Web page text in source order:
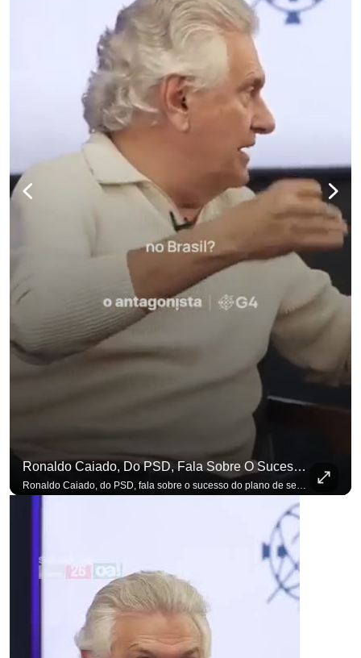
Ronaldo Caiado, Do PSD, Fala Sobre O Sucesso Do Plano De Segurança Pública
Ronaldo Caiado, do PSD, fala sobre o sucesso do plano de segurança pública como governador de Goiás, sendo um incentivo aos empreendedores locais. Se você busca informação com credibilidade, inscreva-se agora e ative o